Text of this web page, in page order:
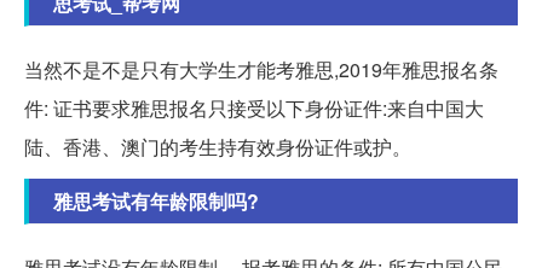
当然不是不是只有大学生才能考雅思,2019年雅思报名条
件: 证书要求雅思报名只接受以下身份证件:来自中国大
陆、香港、澳门的考生持有效身份证件或护。
雅思考试有年龄限制吗?